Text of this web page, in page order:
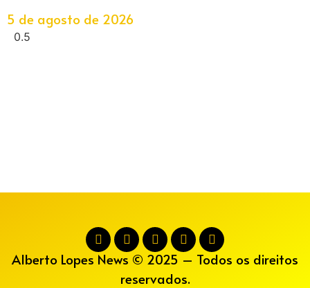
5 de agosto de 2026
Alberto Lopes News © 2025 – Todos os direitos
reservados.